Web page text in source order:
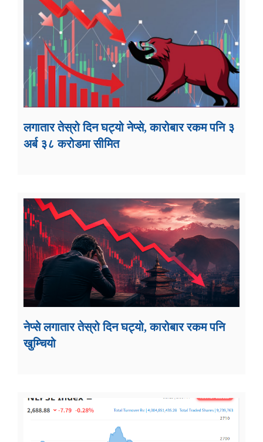
लगातार तेस्रो दिन घट्यो नेप्से, कारोबार रकम पनि ३
अर्ब ३८ करोडमा सीमित
नेप्से लगातार तेस्रो दिन घट्यो, कारोबार रकम पनि
खुम्चियो